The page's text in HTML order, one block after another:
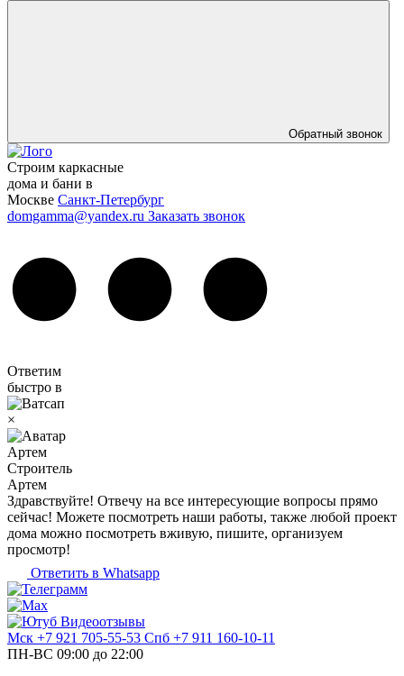
Обратный звонок
Строим каркасные
дома и бани в
Москве Санкт-Петербург
domgamma@yandex.ru Заказать звонок
Ответим
быстро в
×
Артем
Строитель
Артем
Здравствуйте! Отвечу на все интересующие вопросы прямо
сейчас! Можете посмотреть наши работы, также любой проект
дома можно посмотреть вживую, пишите, организуем
просмотр!
Ответить в Whatsapp
Видеоотзывы
Мск +7 921 705-55-53 Спб +7 911 160-10-11
ПН-ВС 09:00 до 22:00